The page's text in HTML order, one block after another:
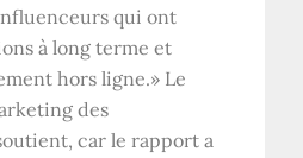
qui ont
à long terme et
hors ligne.» Le
des
car le rapport a